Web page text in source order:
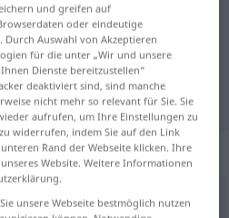
Übersetzung für
Übersetzung
>
und greifen auf
oder eindeutige
Auswahl von Akzeptieren
für die unter „Wir und unsere
Dienste bereitzustellen“
deaktiviert sind, sind manche
nicht mehr so relevant für Sie. Sie
aufrufen, um Ihre Einstellungen zu
widerrufen, indem Sie auf den Link
Rand der Webseite klicken. Ihre
Website. Weitere Informationen
unsere Webseite bestmöglich nutzen